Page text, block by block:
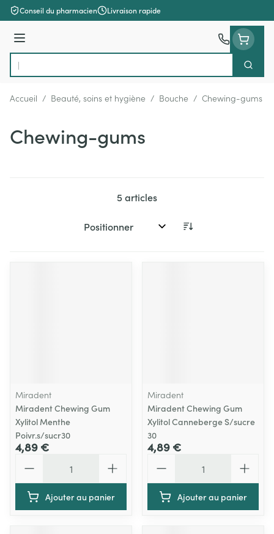
Aller au contenu
Conseil du pharmacien Livraison rapide
Menu
Rechercher
Accueil / Beauté, soins et hygiène / Bouche / Chewing-gums
Chewing-gums
5articles
Trier par:
Miradent
Miradent Chewing Gum
Xylitol Menthe
Poivr.s/sucr30
4,89 €
Ajouter au panier
Miradent
Miradent Chewing Gum
Xylitol Canneberge S/sucre
30
4,89 €
Ajouter au panier